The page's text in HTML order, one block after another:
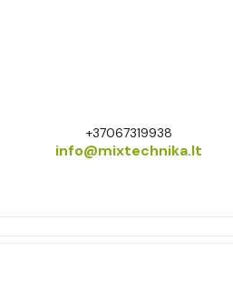
+37067319938
info@mixtechnika.lt